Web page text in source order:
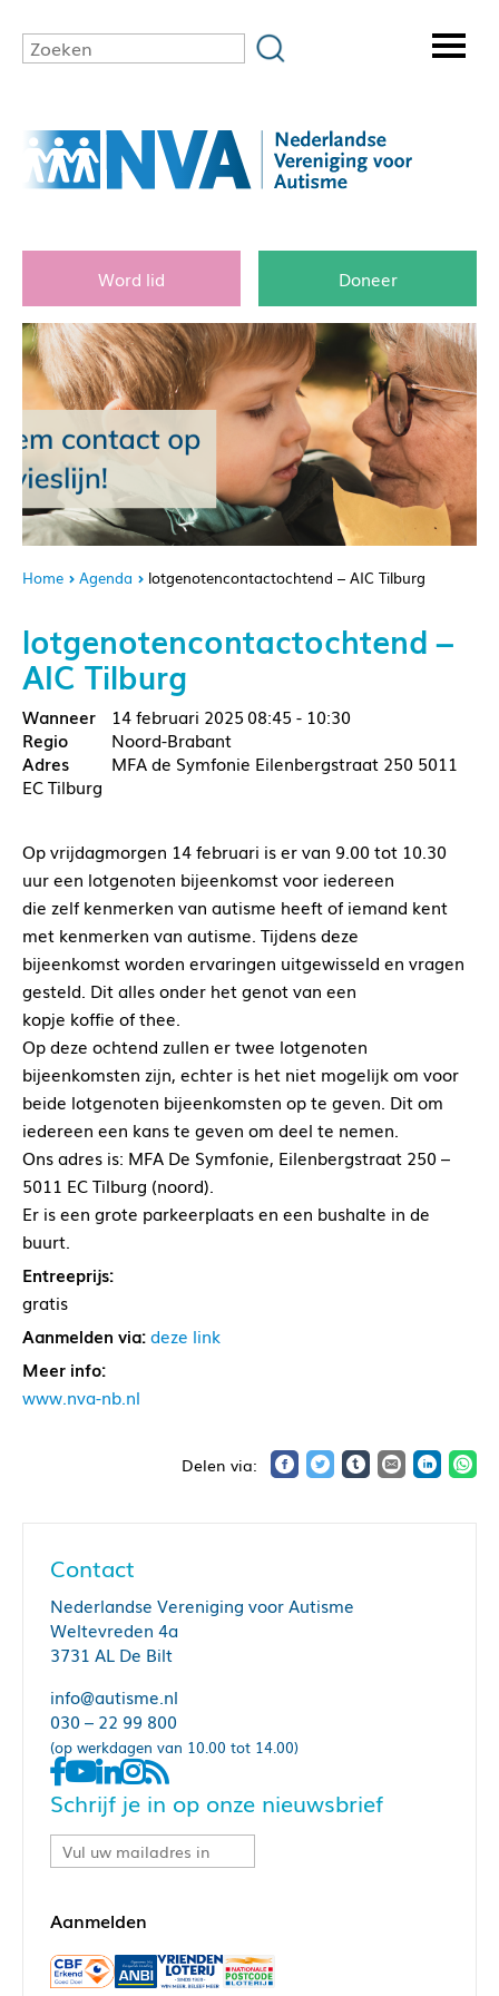
Word lid Doneer
Home Agenda lotgenotencontactochtend – AIC Tilburg
lotgenotencontactochtend –
AIC Tilburg
14 februari 2025 08:45 - 10:30
Noord-Brabant
MFA de Symfonie Eilenbergstraat 250 5011
EC Tilburg
Op vrijdagmorgen 14 februari is er van 9.00 tot 10.30
uur een lotgenoten bijeenkomst voor iedereen
die zelf kenmerken van autisme heeft of iemand kent
met kenmerken van autisme. Tijdens deze
bijeenkomst worden ervaringen uitgewisseld en vragen
gesteld. Dit alles onder het genot van een
kopje koffie of thee.
Op deze ochtend zullen er twee lotgenoten
bijeenkomsten zijn, echter is het niet mogelijk om voor
beide lotgenoten bijeenkomsten op te geven. Dit om
iedereen een kans te geven om deel te nemen.
Ons adres is: MFA De Symfonie, Eilenbergstraat 250 –
5011 EC Tilburg (noord).
Er is een grote parkeerplaats en een bushalte in de
buurt.
Entreeprijs:
gratis
Aanmelden via:deze link
Meer info:
www.nva-nb.nl
Contact
Nederlandse Vereniging voor Autisme
Weltevreden 4a
3731 AL De Bilt
info@autisme.nl
030 – 22 99 800
(op werkdagen van 10.00 tot 14.00)
Schrijf je in op onze nieuwsbrief